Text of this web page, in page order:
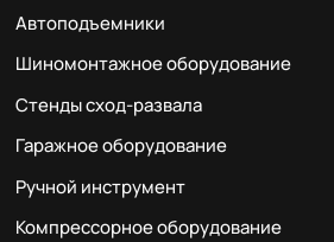
Автоподъемники
Шиномонтажное оборудование
Стенды сход-развала
Гаражное оборудование
Ручной инструмент
Компрессорное оборудование